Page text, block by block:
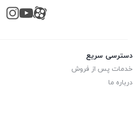
دسترسی سریع
خدمات پس از فروش
درباره ما